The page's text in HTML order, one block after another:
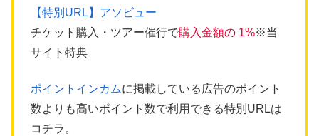
【特別URL】アソビュー
チケット購入・ツアー催行で購入金額の 1%※当
サイト特典
ポイントインカムに掲載している広告のポイント
数よりも高いポイント数で利用できる特別URLは
コチラ。